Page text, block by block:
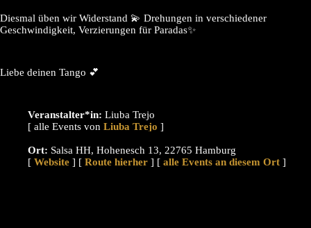
Diesmal üben wir Widerstand 💫 Drehungen in verschiedener
Geschwindigkeit, Verzierungen für Paradas✨️
Liebe deinen Tango 💕
Veranstalter*in: Liuba Trejo
[ alle Events von
]
Ort: Salsa HH, Hohenesch 13, 22765 Hamburg
[ Website ] [ Route hierher ] [ alle Events an diesem Ort ]